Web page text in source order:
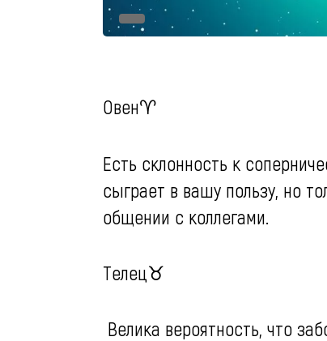
Овен♈️
Есть склонность к
сыграет в вашу пользу, но
общении с коллегами.
Телец♉️
Велика вероятность, что